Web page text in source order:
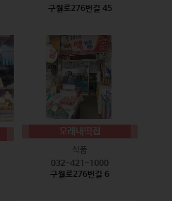
구월로276번길 45
모래내떡집
식품
032-421-1000
구월로276번길 6